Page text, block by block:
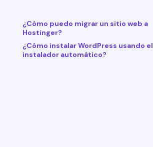
¿Cómo puedo migrar un sitio web a
Hostinger?
¿Cómo instalar WordPress usando el
instalador automático?